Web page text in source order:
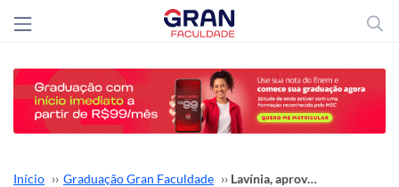
Início ›› Graduação Gran Faculdade ›› Lavínia, aprovada em concurso, faz Gestão Pública no Gran!